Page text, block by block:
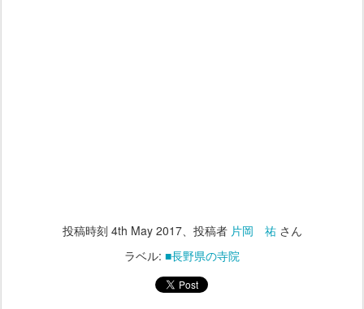
投稿時刻 4th May 2017、投稿者 片岡 祐さん
ラベル: ■長野県の寺院